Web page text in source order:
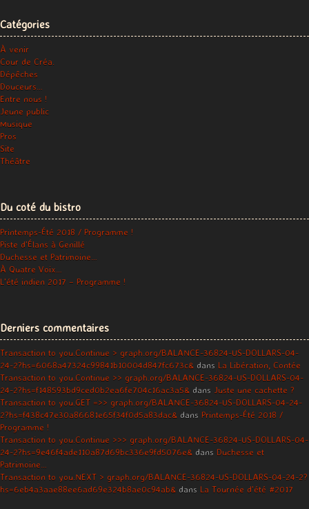
Catégories
À venir
Cour de Créa.
Dépêches
Douceurs…
Entre nous !
Jeune public
Musique
Pros
Site
Théâtre
Du coté du bistro
Printemps-Été 2018 / Programme !
Piste d’Élans à Genillé
Duchesse et Patrimoine…
À Quatre Voix…
L’été indien 2017 – Programme !
Derniers commentaires
Transaction to you.Continue > graph.org/BALANCE-36824-US-DOLLARS-04-
24-2?hs=6068a47324c99841b10004d847fc673c& dans La Libération, Contée
Transaction to you.Continue >> graph.org/BALANCE-36824-US-DOLLARS-04-
24-2?hs=f148593bd9ced0b2ea6fe704c16ac3a5& dans Juste une cachette ?
Transaction to you.GET =>> graph.org/BALANCE-36824-US-DOLLARS-04-24-
2?hs=f438c47e30a86681e65f34f0d5a83dac& dans Printemps-Été 2018 /
Programme !
Transaction to you.Continue >>> graph.org/BALANCE-36824-US-DOLLARS-04-
24-2?hs=9e46f4ade110a87d69bc336e9fd5076e& dans Duchesse et
Patrimoine…
Transaction to you.NEXT > graph.org/BALANCE-36824-US-DOLLARS-04-24-2?
hs=6eb4a3aae88ee6ad69e324b8ae0c94ab& dans La Tournée d’été #2017